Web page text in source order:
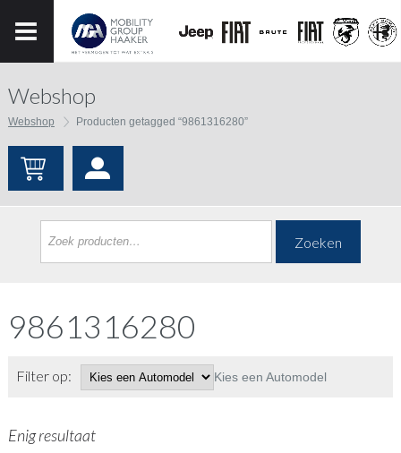
Webshop
Webshop Producten getagged “9861316280”
Zoeken
9861316280
Filter op: Kies een Automodel
Enig resultaat